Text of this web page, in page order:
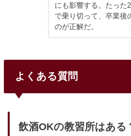
にも影響する。たった
で乗り切って、卒業後
のが正解だ。
よくある質問
飲酒OKの教習所はある